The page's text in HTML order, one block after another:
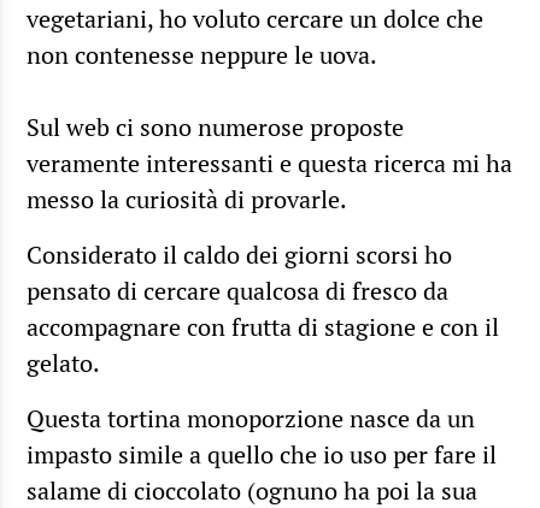
vegetariani, ho voluto cercare un dolce che
non contenesse neppure le uova.
Sul web ci sono numerose proposte
veramente interessanti e questa ricerca mi ha
messo la curiosità di provarle.
Considerato il caldo dei giorni scorsi ho
pensato di cercare qualcosa di fresco da
accompagnare con frutta di stagione e con il
gelato.
Questa tortina monoporzione nasce da un
impasto simile a quello che io uso per fare il
salame di cioccolato (ognuno ha poi la sua